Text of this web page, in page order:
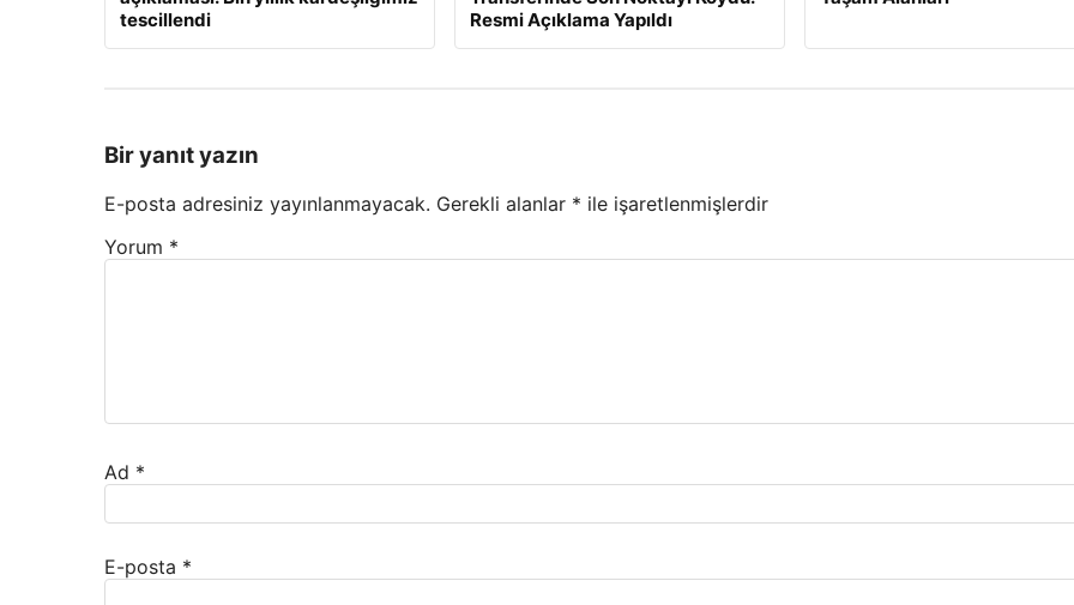
tescillendi
Resmi Açıklama Yapıldı
Bir yanıt yazın
E-posta adresiniz yayınlanmayacak. Gerekli alanlar * ile işaretlenmişlerdir
Yorum *
Ad *
E-posta *